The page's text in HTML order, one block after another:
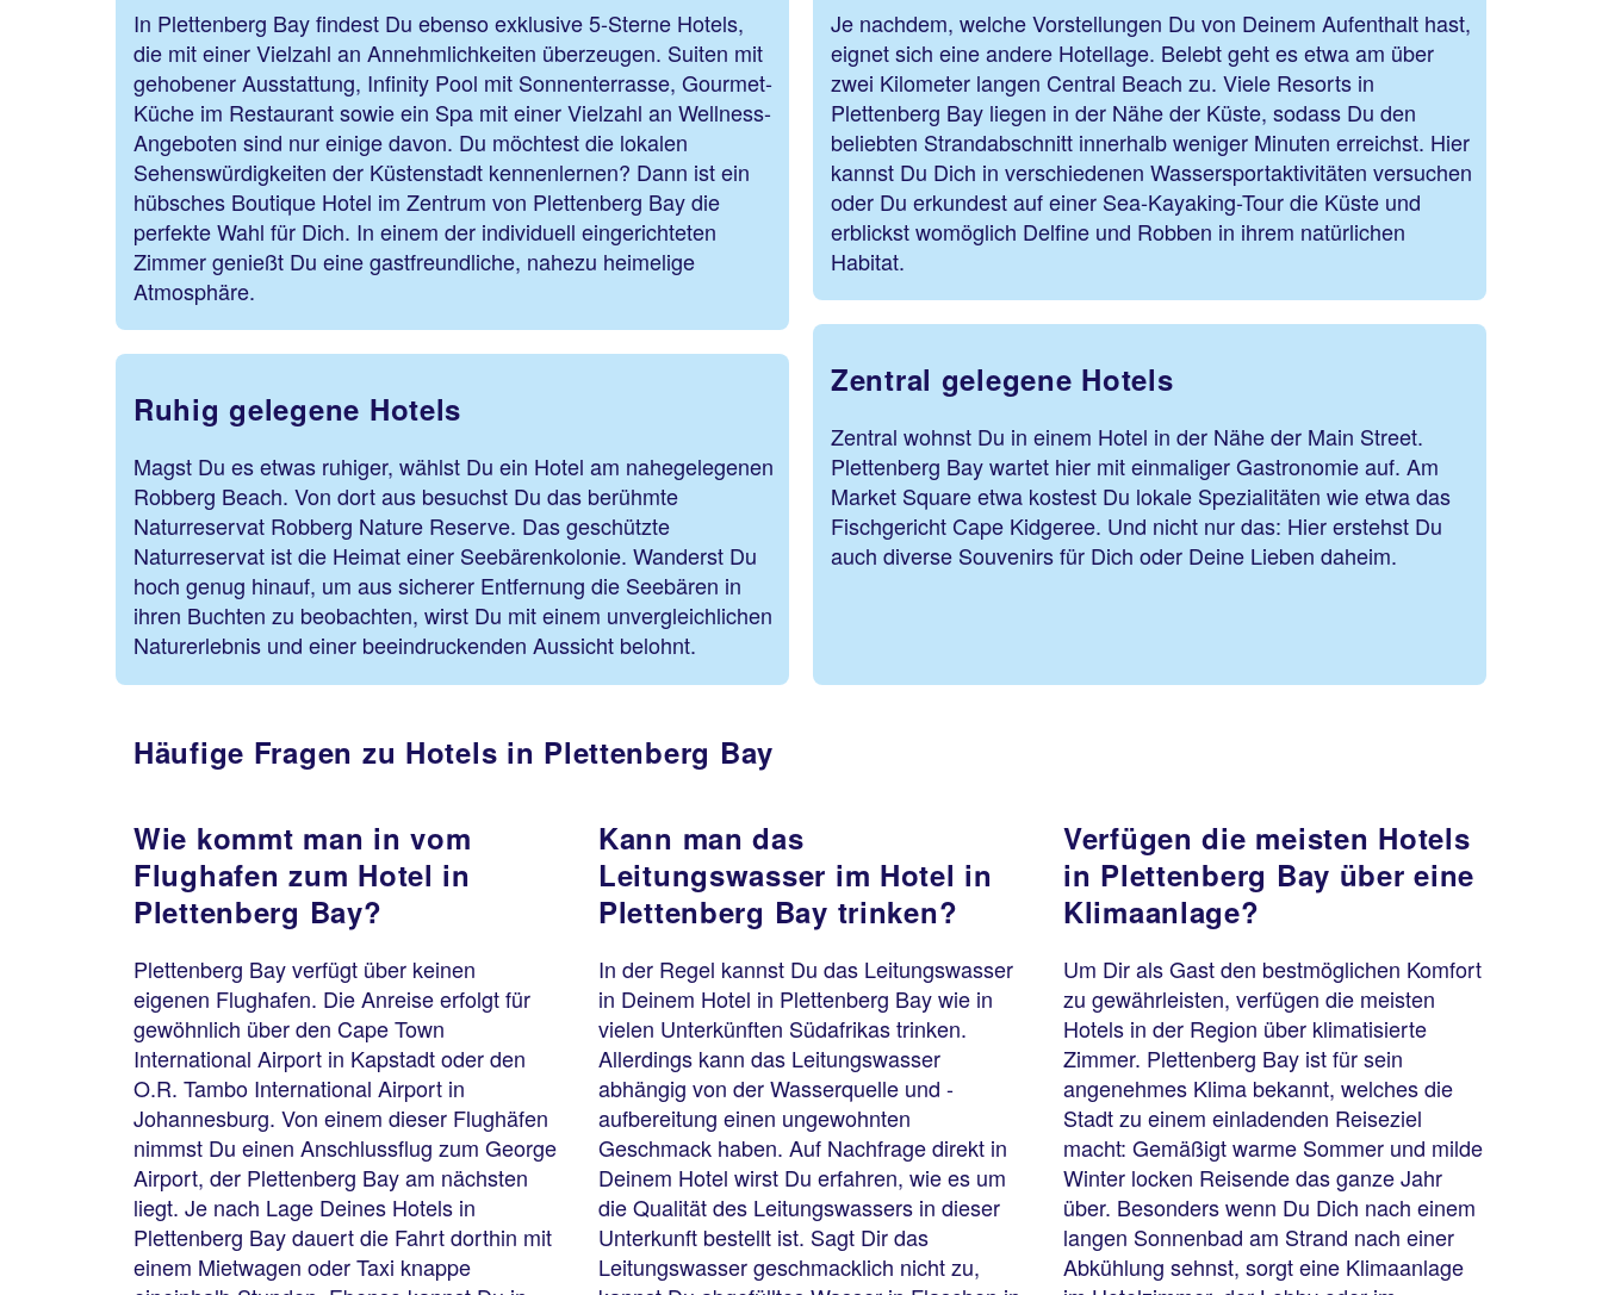
In Plettenberg Bay findest Du ebenso exklusive 5-Sterne Hotels,
die mit einer Vielzahl an Annehmlichkeiten überzeugen. Suiten mit
gehobener Ausstattung, Infinity Pool mit Sonnenterrasse, Gourmet-
Küche im Restaurant sowie ein Spa mit einer Vielzahl an Wellness-
Angeboten sind nur einige davon. Du möchtest die lokalen
Sehenswürdigkeiten der Küstenstadt kennenlernen? Dann ist ein
hübsches Boutique Hotel im Zentrum von Plettenberg Bay die
perfekte Wahl für Dich. In einem der individuell eingerichteten
Zimmer genießt Du eine gastfreundliche, nahezu heimelige
Atmosphäre.
Ruhig gelegene Hotels
Magst Du es etwas ruhiger, wählst Du ein Hotel am nahegelegenen
Robberg Beach. Von dort aus besuchst Du das berühmte
Naturreservat Robberg Nature Reserve. Das geschützte
Naturreservat ist die Heimat einer Seebärenkolonie. Wanderst Du
hoch genug hinauf, um aus sicherer Entfernung die Seebären in
ihren Buchten zu beobachten, wirst Du mit einem unvergleichlichen
Naturerlebnis und einer beeindruckenden Aussicht belohnt.
Je nachdem, welche Vorstellungen Du von Deinem Aufenthalt hast,
eignet sich eine andere Hotellage. Belebt geht es etwa am über
zwei Kilometer langen Central Beach zu. Viele Resorts in
Plettenberg Bay liegen in der Nähe der Küste, sodass Du den
beliebten Strandabschnitt innerhalb weniger Minuten erreichst. Hier
kannst Du Dich in verschiedenen Wassersportaktivitäten versuchen
oder Du erkundest auf einer Sea-Kayaking-Tour die Küste und
erblickst womöglich Delfine und Robben in ihrem natürlichen
Habitat.
Zentral gelegene Hotels
Zentral wohnst Du in einem Hotel in der Nähe der Main Street.
Plettenberg Bay wartet hier mit einmaliger Gastronomie auf. Am
Market Square etwa kostest Du lokale Spezialitäten wie etwa das
Fischgericht Cape Kidgeree. Und nicht nur das: Hier erstehst Du
auch diverse Souvenirs für Dich oder Deine Lieben daheim.
Häufige Fragen zu Hotels in Plettenberg Bay
Wie kommt man in vom
Flughafen zum Hotel in
Plettenberg Bay?
Plettenberg Bay verfügt über keinen
eigenen Flughafen. Die Anreise erfolgt für
gewöhnlich über den Cape Town
International Airport in Kapstadt oder den
O.R. Tambo International Airport in
Johannesburg. Von einem dieser Flughäfen
nimmst Du einen Anschlussflug zum George
Airport, der Plettenberg Bay am nächsten
liegt. Je nach Lage Deines Hotels in
Plettenberg Bay dauert die Fahrt dorthin mit
einem Mietwagen oder Taxi knappe
Kann man das
Leitungswasser im Hotel in
Plettenberg Bay trinken?
In der Regel kannst Du das Leitungswasser
in Deinem Hotel in Plettenberg Bay wie in
vielen Unterkünften Südafrikas trinken.
Allerdings kann das Leitungswasser
abhängig von der Wasserquelle und -
aufbereitung einen ungewohnten
Geschmack haben. Auf Nachfrage direkt in
Deinem Hotel wirst Du erfahren, wie es um
die Qualität des Leitungswassers in dieser
Unterkunft bestellt ist. Sagt Dir das
Leitungswasser geschmacklich nicht zu,
Verfügen die meisten Hotels
in Plettenberg Bay über eine
Klimaanlage?
Um Dir als Gast den bestmöglichen Komfort
zu gewährleisten, verfügen die meisten
Hotels in der Region über klimatisierte
Zimmer. Plettenberg Bay ist für sein
angenehmes Klima bekannt, welches die
Stadt zu einem einladenden Reiseziel
macht: Gemäßigt warme Sommer und milde
Winter locken Reisende das ganze Jahr
über. Besonders wenn Du Dich nach einem
langen Sonnenbad am Strand nach einer
Abkühlung sehnst, sorgt eine Klimaanlage